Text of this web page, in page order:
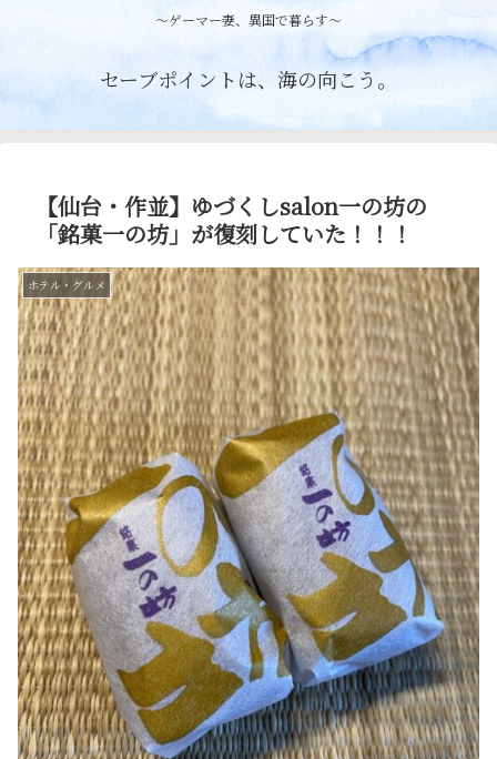
〜ゲーマー妻、異国で暮らす〜
セーブポイントは、海の向こう。
【仙台・作並】ゆづくしsalon一の坊の
「銘菓一の坊」が復刻していた！！！
ホテル・グルメ